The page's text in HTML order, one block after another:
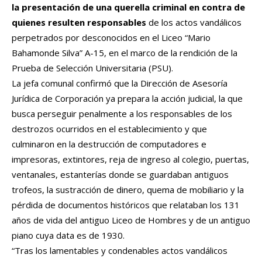
la presentación de una querella criminal en contra de
quienes resulten responsables de los actos vandálicos
perpetrados por desconocidos en el Liceo “Mario
Bahamonde Silva” A-15, en el marco de la rendición de la
Prueba de Selección Universitaria (PSU).
La jefa comunal confirmó que la Dirección de Asesoría
Jurídica de Corporación ya prepara la acción judicial, la que
busca perseguir penalmente a los responsables de los
destrozos ocurridos en el establecimiento y que
culminaron en la destrucción de computadores e
impresoras, extintores, reja de ingreso al colegio, puertas,
ventanales, estanterías donde se guardaban antiguos
trofeos, la sustracción de dinero, quema de mobiliario y la
pérdida de documentos históricos que relataban los 131
años de vida del antiguo Liceo de Hombres y de un antiguo
piano cuya data es de 1930.
“Tras los lamentables y condenables actos vandálicos